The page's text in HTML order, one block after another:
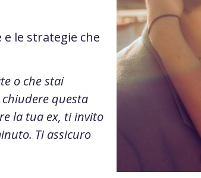
e le strategie che
o che stai
questa
la tua ex, ti invito
Ti assicuro